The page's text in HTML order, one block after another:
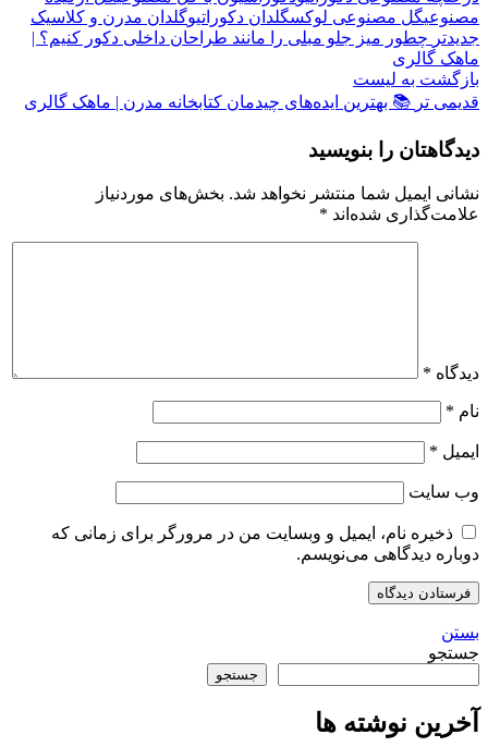
مصنوعیگل مصنوعی لوکسگلدان دکوراتیوگلدان مدرن و کلاسیک
جدیدتر چطور میز جلو مبلی را مانند طراحان داخلی دکور کنیم؟ |
ماهک گالری
بازگشت به لیست
قدیمی تر 📚 بهترین ایده‌های چیدمان کتابخانه مدرن | ماهک گالری
دیدگاهتان را بنویسید
نشانی ایمیل شما منتشر نخواهد شد. بخش‌های موردنیاز
علامت‌گذاری شده‌اند *
دیدگاه *
نام *
ایمیل *
وب‌ سایت
ذخیره نام، ایمیل و وبسایت من در مرورگر برای زمانی که
دوباره دیدگاهی می‌نویسم.
بستن
جستجو
جستجو
آخرین نوشته ها